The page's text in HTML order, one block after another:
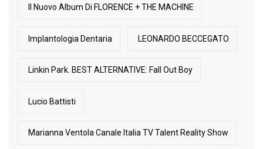
Il Nuovo Album Di FLORENCE + THE MACHINE
Implantologia Dentaria LEONARDO BECCEGATO
Linkin Park. BEST ALTERNATIVE: Fall Out Boy
Lucio Battisti
Marianna Ventola Canale Italia TV Talent Reality Show